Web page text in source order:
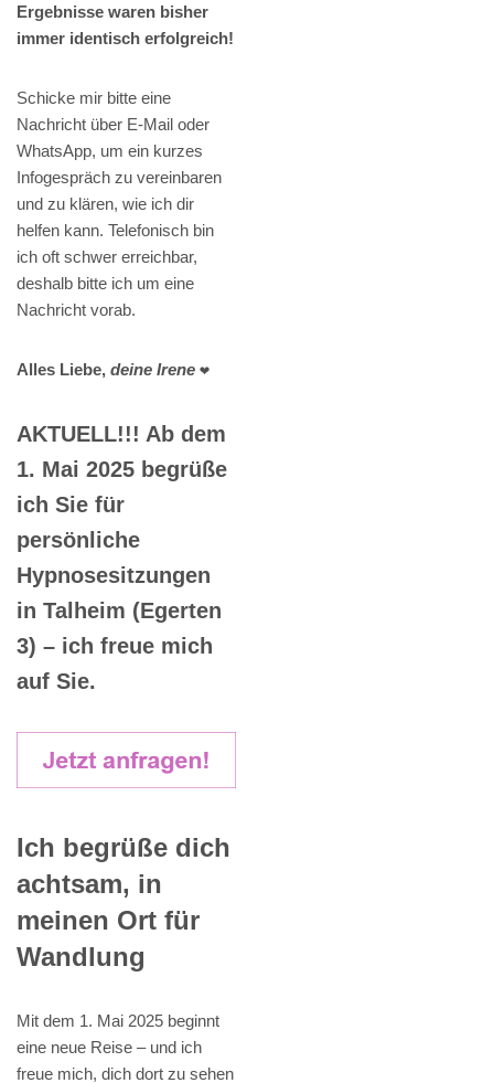
Ergebnisse waren bisher
immer identisch erfolgreich!
Schicke mir bitte eine
Nachricht über E-Mail oder
WhatsApp, um ein kurzes
Infogespräch zu vereinbaren
und zu klären, wie ich dir
helfen kann. Telefonisch bin
ich oft schwer erreichbar,
deshalb bitte ich um eine
Nachricht vorab.
Alles Liebe, deine Irene ❤️
AKTUELL!!! Ab dem
1. Mai 2025 begrüße
ich Sie für
persönliche
Hypnosesitzungen
in Talheim (Egerten
3) – ich freue mich
auf Sie.
Ich begrüße dich
achtsam, in
meinen Ort für
Wandlung
Mit dem 1. Mai 2025 beginnt
eine neue Reise – und ich
freue mich, dich dort zu sehen